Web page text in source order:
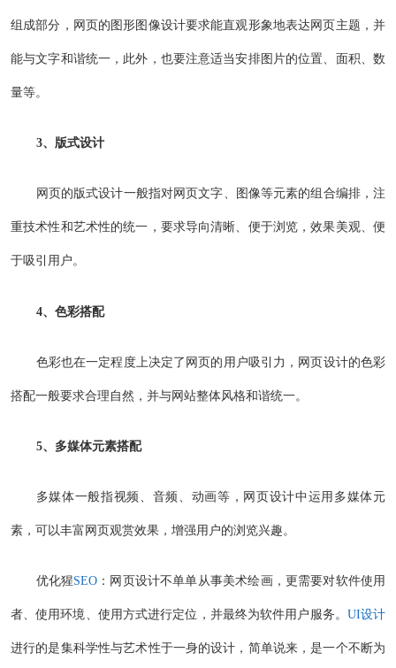
组成部分，网页的图形图像设计要求能直观形象地表达网页主题，并
能与文字和谐统一，此外，也要注意适当安排图片的位置、面积、数
量等。
3、版式设计
网页的版式设计一般指对网页文字、图像等元素的组合编排，注
重技术性和艺术性的统一，要求导向清晰、便于浏览，效果美观、便
于吸引用户。
4、色彩搭配
色彩也在一定程度上决定了网页的用户吸引力，网页设计的色彩
搭配一般要求合理自然，并与网站整体风格和谐统一。
5、多媒体元素搭配
多媒体一般指视频、音频、动画等，网页设计中运用多媒体元
素，可以丰富网页观赏效果，增强用户的浏览兴趣。
优化猩SEO ：网页设计不单单从事美术绘画，更需要对软件使用
者、使用环境、使用方式进行定位，并最终为软件用户服务。 UI设计
进行的是集科学性与艺术性于一身的设计，简单说来，是一个不断为